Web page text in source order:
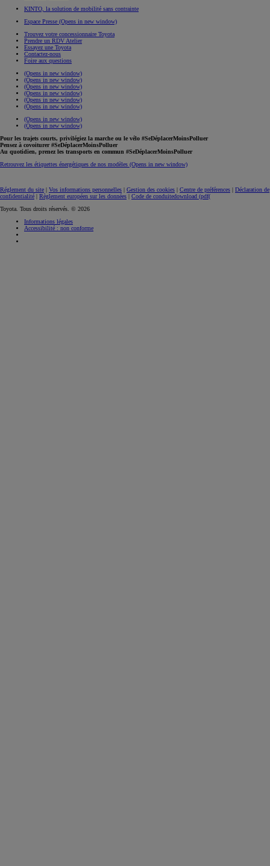
KINTO, la solution de mobilité sans contrainte
Espace Presse (Opens in new window)
Trouvez votre concessionnaire Toyota
Prendre un RDV Atelier
Essayez une Toyota
Contactez-nous
Foire aux questions
(Opens in new window)
(Opens in new window)
(Opens in new window)
(Opens in new window)
(Opens in new window)
(Opens in new window)
(Opens in new window)
(Opens in new window)
Pour les trajets courts, privilégiez la marche ou le vélo #SeDéplacerMoinsPolluer
Pensez à covoiturer #SeDéplacerMoinsPolluer
Au quotidien, prenez les transports en commun #SeDéplacerMoinsPolluer
Retrouvez les étiquettes énergétiques de nos modèles (Opens in new window)
Réglement du site | Vos informations personnelles | Gestion des cookies | Centre de préférences | Déclaration de
confidentialité | Règlement européen sur les données | Code de conduitedownload (pdf(
Toyota. Tous droits réservés. © 2026
Informations légales
Accessibilité : non conforme